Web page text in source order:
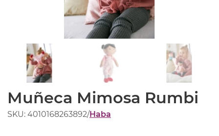
Muñeca Mimosa Rumbi
SKU: 4010168263892/Haba